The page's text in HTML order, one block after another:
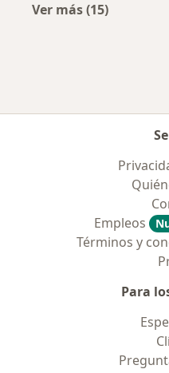
Ver más (15)
Empleos
Términos y
Para